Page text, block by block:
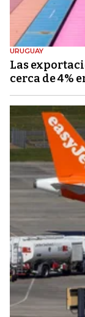
URUGUAY
Las
cerca de 4%